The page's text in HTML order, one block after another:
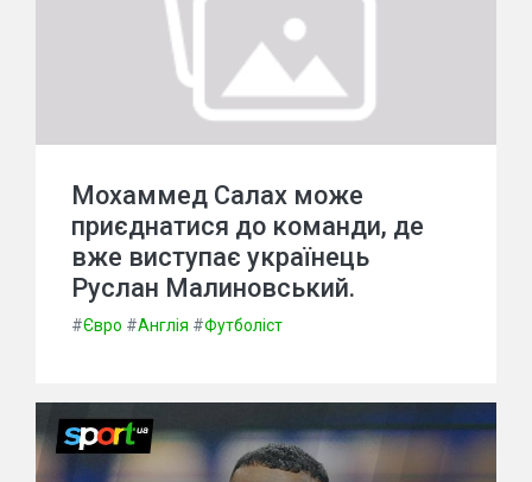
Мохаммед Салах може
приєднатися до команди, де
вже виступає українець
Руслан Малиновський.
#Євро #Англія #Футболіст